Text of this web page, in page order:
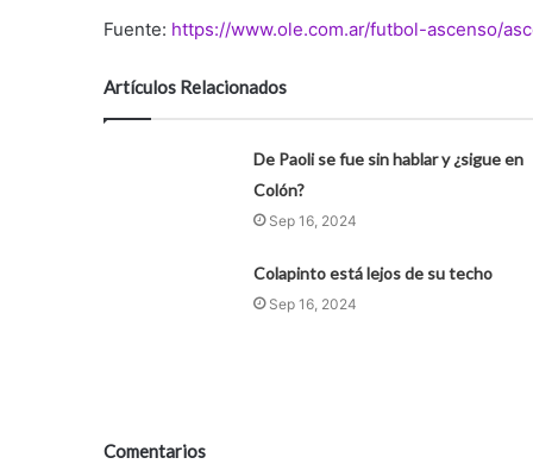
Fuente: https://www.ole.com.ar/futbol-ascenso/
Artículos Relacionados
De Paoli se fue sin hablar y ¿sigue en
Colón?
Sep 16, 2024
Colapinto está lejos de su techo
Sep 16, 2024
Comentarios